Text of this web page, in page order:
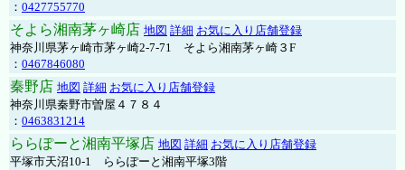
： 0427755770
そよら湘南茅ヶ崎店 地図 詳細 お気に入り店舗登録
神奈川県茅ヶ崎市茅ヶ崎2‐7‐71 そよら湘南茅ヶ崎３F
： 0467846080
秦野店 地図 詳細 お気に入り店舗登録
神奈川県秦野市曽屋４７８４
： 0463831214
ららぽーと湘南平塚店 地図 詳細 お気に入り店舗登録
平塚市天沼10-1 ららぽーと湘南平塚3階